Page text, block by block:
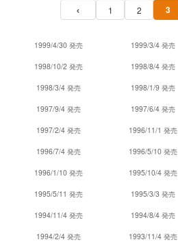
‹ 1 2 3
1999/4/30 発売 1999/3/4 発売
1998/10/2 発売 1998/8/4 発売
1998/3/4 発売 1998/1/9 発売
1997/9/4 発売 1997/6/4 発売
1997/2/4 発売 1996/11/1 発売
1996/7/4 発売 1996/5/10 発売
1996/1/10 発売 1995/10/4 発売
1995/5/11 発売 1995/3/3 発売
1994/11/4 発売 1994/8/4 発売
1994/2/4 発売 1993/11/4 発売